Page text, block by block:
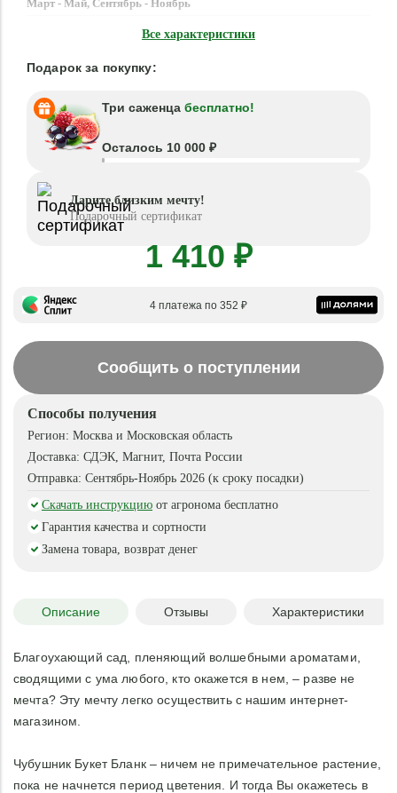
Март - Май, Сентябрь - Ноябрь
Все характеристики
Подарок за покупку:
Три саженца бесплатно!
Осталось 10 000 ₽
Дарите близким мечту!
Подарочный сертификат
1 410 ₽
4 платежа по 352 ₽
Сообщить о поступлении
Способы получения
Регион: Москва и Московская область
Доставка: СДЭК, Магнит, Почта России
Отправка: Сентябрь-Ноябрь 2026 (к сроку посадки)
Скачать инструкцию от агронома бесплатно
Гарантия качества и сортности
Замена товара, возврат денег
Описание Отзывы Характеристики
Благоухающий сад, пленяющий волшебными ароматами,
сводящими с ума любого, кто окажется в нем, – разве не
мечта? Эту мечту легко осуществить с нашим интернет-
магазином.
Чубушник Букет Бланк – ничем не примечательное растение,
пока не начнется период цветения. И тогда Вы окажетесь в